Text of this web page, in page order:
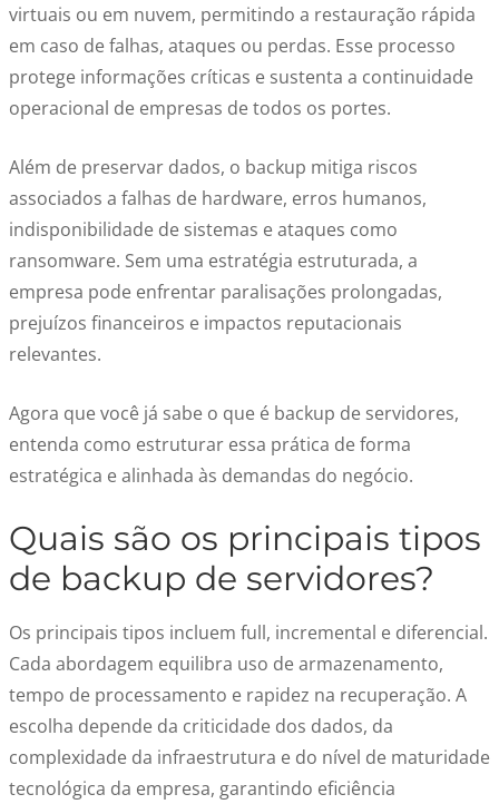
virtuais ou em nuvem, permitindo a restauração rápida
em caso de falhas, ataques ou perdas. Esse processo
protege informações críticas e sustenta a continuidade
operacional de empresas de todos os portes.
Além de preservar dados, o backup mitiga riscos
associados a falhas de hardware, erros humanos,
indisponibilidade de sistemas e ataques como
ransomware. Sem uma estratégia estruturada, a
empresa pode enfrentar paralisações prolongadas,
prejuízos financeiros e impactos reputacionais
relevantes.
Agora que você já sabe o que é backup de servidores,
entenda como estruturar essa prática de forma
estratégica e alinhada às demandas do negócio.
Quais são os principais tipos
de backup de servidores?
Os principais tipos incluem full, incremental e diferencial.
Cada abordagem equilibra uso de armazenamento,
tempo de processamento e rapidez na recuperação. A
escolha depende da criticidade dos dados, da
complexidade da infraestrutura e do nível de maturidade
tecnológica da empresa, garantindo eficiência